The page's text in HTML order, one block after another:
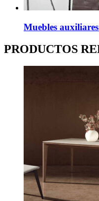
Muebles
PRODUCTOS